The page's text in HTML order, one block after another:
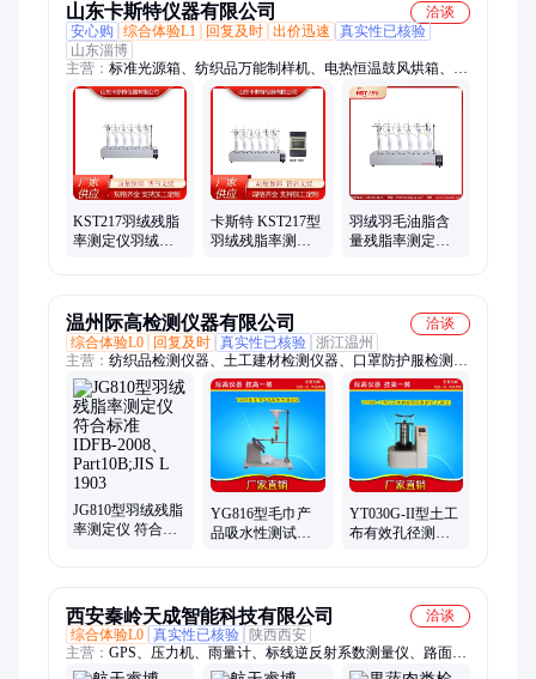
山东卡斯特仪器有限公司
洽谈
安心购
综合体验L1 回复及时 出价迅速
真实性已核验
山东淄博
主营： 标准光源箱、纺织品万能制样机、电热恒温鼓风烘箱、纺
织品甲醛测定仪、数字式织物厚度仪、气动取样器、电子织物密
KST217羽绒残脂
率测定仪羽绒羽
卡斯特 KST217型
羽绒残脂率测定
羽绒羽毛油脂含
量残脂率测定仪
温州际高检测仪器有限公司
洽谈
综合体验L0
回复及时 真实性已核验 浙江温州
主营： 纺织品检测仪器、土工建材检测仪器、口罩防护服检测仪
器、染整服装检测仪器、劳保防护检测仪器、纤维纱线检测仪
器、力学性能检测仪器
JG810型羽绒残脂
率测定仪 符合标
YG816型毛巾产
品吸水性测试仪
YT030G-II型土工
布有效孔径测定
西安秦岭天成智能科技有限公司
洽谈
综合体验L0 真实性已核验
陕西西安
主营： GPS、压力机、雨量计、标线逆反射系数测量仪、路面标
线测厚仪、全站仪、水准仪、罗盘仪、指向仪、测厚仪、钢筋扫